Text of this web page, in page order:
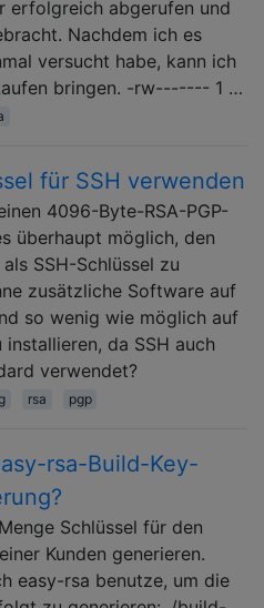
erfolgreich abgerufen und
Nachdem ich es
versucht habe, kann ich
bringen. -rw------- 1 …
für SSH verwenden
4096-Byte-RSA-PGP-
überhaupt möglich, den
SSH-Schlüssel zu
zusätzliche Software auf
so wenig wie möglich auf
da SSH auch
verwendet?
rsa pgp
rsa-Build-Key-
Schlüssel für den
Kunden generieren.
easy-rsa benutze, um die